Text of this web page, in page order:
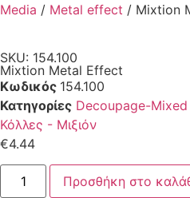
Media / Metal effect / Mixtion
SKU: 154.100
Mixtion Metal Effect
Κωδικός 154.100
Κατηγορίες Decoupage-
Κόλλες - Μιξιόν
€4.44
Προσθήκη στο